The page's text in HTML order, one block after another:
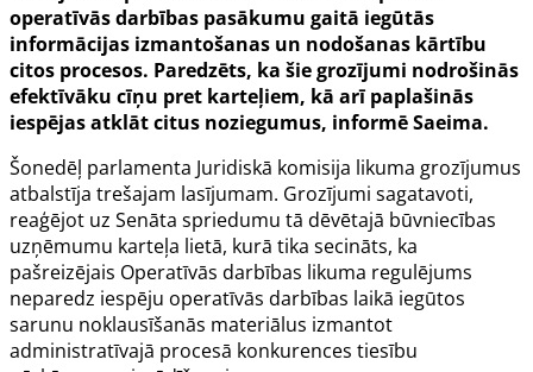
operatīvās darbības pasākumu gaitā iegūtās
informācijas izmantošanas un nodošanas kārtību
citos procesos. Paredzēts, ka šie grozījumi nodrošinās
efektīvāku cīņu pret karteļiem, kā arī paplašinās
iespējas atklāt citus noziegumus, informē Saeima.
Šonedēļ parlamenta Juridiskā komisija likuma grozījumus
atbalstīja trešajam lasījumam. Grozījumi sagatavoti,
reaģējot uz Senāta spriedumu tā dēvētajā būvniecības
uzņēmumu karteļa lietā, kurā tika secināts, ka
pašreizējais Operatīvās darbības likuma regulējums
neparedz iespēju operatīvās darbības laikā iegūtos
sarunu noklausīšanās materiālus izmantot
administratīvajā procesā konkurences tiesību